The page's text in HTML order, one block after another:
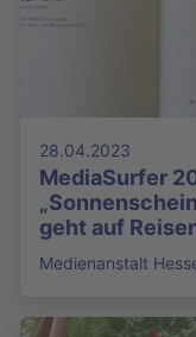
28.04.2023
MediaSurfer
geht auf
Medienanstalt